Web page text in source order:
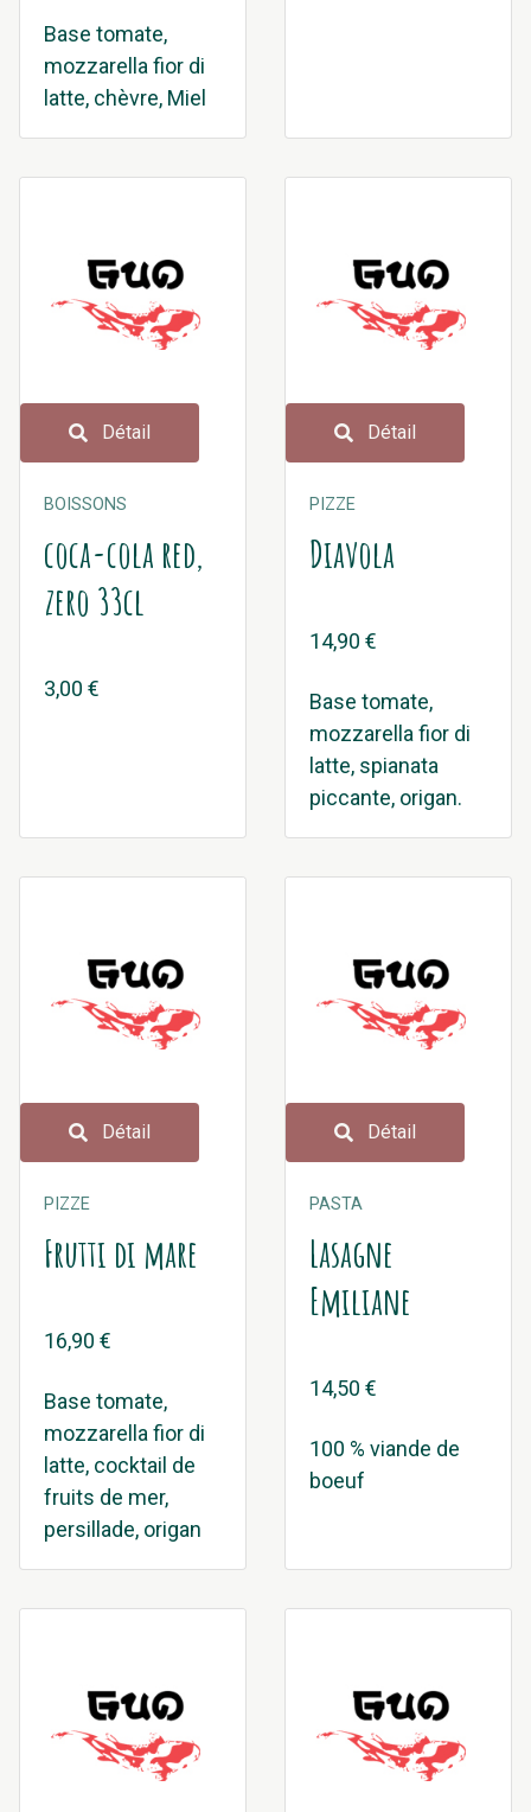
Base tomate,
mozzarella fior di
latte, chèvre, Miel
Détail
BOISSONS
coca-cola red,
zero 33cl
3,00 €
Détail
PIZZE
Diavola
14,90 €
Base tomate,
mozzarella fior di
latte, spianata
piccante, origan.
Détail
PIZZE
Frutti di mare
16,90 €
Base tomate,
mozzarella fior di
latte, cocktail de
fruits de mer,
persillade, origan
Détail
PASTA
Lasagne
Emiliane
14,50 €
100 % viande de
boeuf